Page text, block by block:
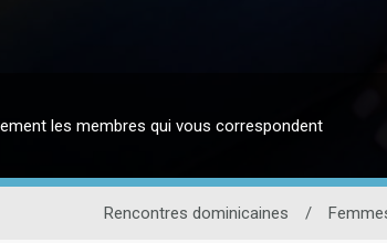
les membres qui vous correspondent
Rencontres dominicaines /